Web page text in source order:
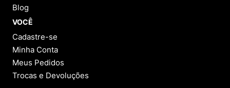
Blog
VOCÊ
Cadastre-se
Minha Conta
Meus Pedidos
Trocas e Devoluções